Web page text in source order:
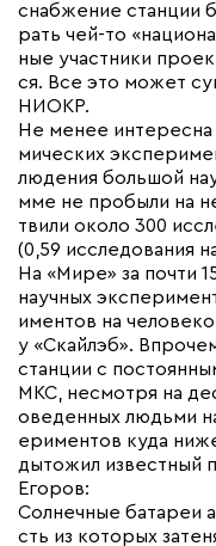
снабжение станции
рать чей-то
ные участники
ся. Все это может
НИОКР.
Не менее интересна
мических
людения большой
мме не пробыли на
твили около 300
(0,59 исследования
На «Мире» за почти
научных
иментов на
у «Скайлэб».
станции с
МКС, несмотря на
оведенных людьми
ериментов куда
дытожил известный
Егоров:
Солнечные батареи
сть из которых